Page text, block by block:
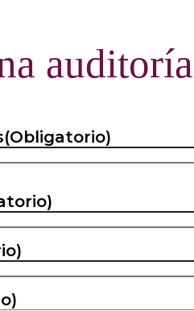
(Obligatorio)